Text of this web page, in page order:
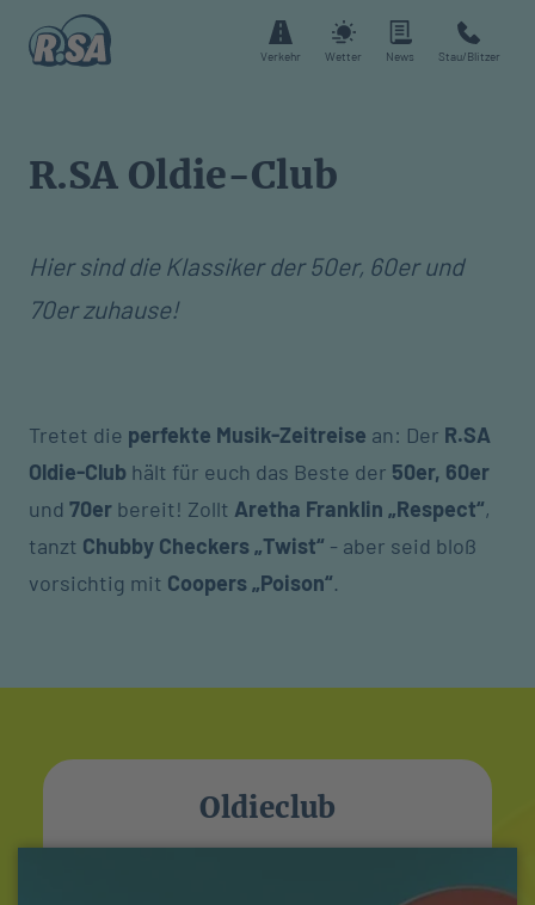
Verkehr Wetter News Stau/Blitzer
R.SA Oldie-Club
Hier sind die Klassiker der 50er, 60er und
70er zuhause!
Tretet die perfekte Musik-Zeitreise an: Der R.SA
Oldie-Club hält für euch das Beste der 50er, 60er
und 70er bereit! Zollt Aretha Franklin „Respect“,
tanzt Chubby Checkers„Twist“ - aber seid bloß
vorsichtig mit Coopers „Poison“.
Oldieclub